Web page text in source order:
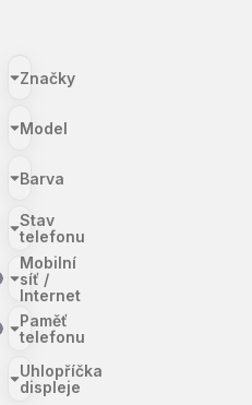
Značky
Model
Barva
Stav
telefonu
Mobilní
síť /
Internet
Paměť
telefonu
Uhlopříčka
displeje